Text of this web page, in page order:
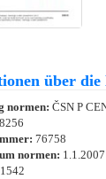
über die
normen: ČSN P
76758
normen: 1.1.2007